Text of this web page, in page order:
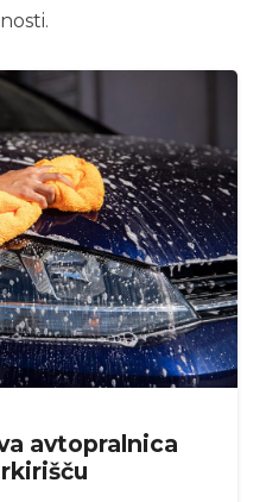
avtopralnica